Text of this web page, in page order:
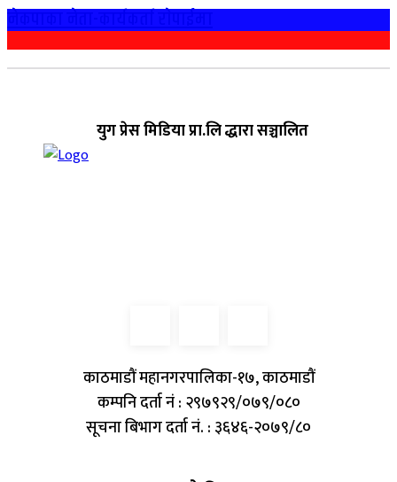
युग प्रेस मिडिया प्रा.लि द्धारा सञ्चालित
काठमाडौं महानगरपालिका-१७, काठमाडौं
कम्पनि दर्ता नं : २९७९२९/०७९/०८०
सूचना बिभाग दर्ता नं. : ३६४६-२०७९/८०